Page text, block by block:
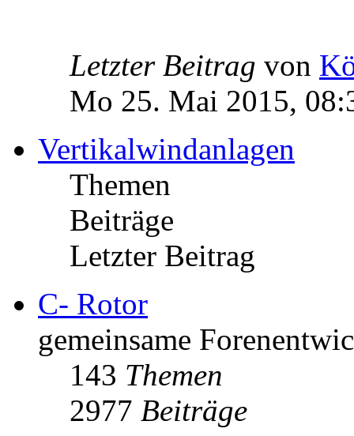
Letzter Beitrag von
Mo 25. Mai 2015,
Vertikalwindanlagen
Themen
Beiträge
Letzter Beitrag
C- Rotor
gemeinsame
143 Themen
2977 Beiträge